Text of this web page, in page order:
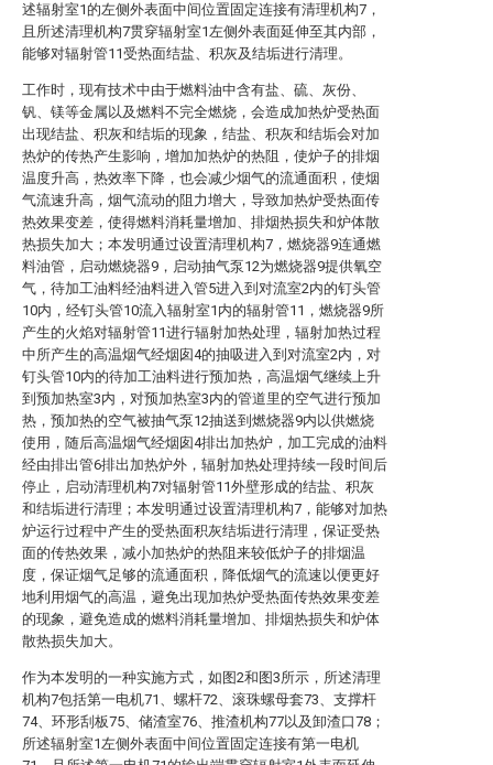
述辐射室1的左侧外表面中间位置固定连接有清理机构7，
且所述清理机构7贯穿辐射室1左侧外表面延伸至其内部，
能够对辐射管11受热面结盐、积灰及结垢进行清理。
工作时，现有技术中由于燃料油中含有盐、硫、灰份、
钒、镁等金属以及燃料不完全燃烧，会造成加热炉受热面
出现结盐、积灰和结垢的现象，结盐、积灰和结垢会对加
热炉的传热产生影响，增加加热炉的热阻，使炉子的排烟
温度升高，热效率下降，也会减少烟气的流通面积，使烟
气流速升高，烟气流动的阻力增大，导致加热炉受热面传
热效果变差，使得燃料消耗量增加、排烟热损失和炉体散
热损失加大；本发明通过设置清理机构7，燃烧器9连通燃
料油管，启动燃烧器9，启动抽气泵12为燃烧器9提供氧空
气，待加工油料经油料进入管5进入到对流室2内的钉头管
10内，经钉头管10流入辐射室1内的辐射管11，燃烧器9所
产生的火焰对辐射管11进行辐射加热处理，辐射加热过程
中所产生的高温烟气经烟囱4的抽吸进入到对流室2内，对
钉头管10内的待加工油料进行预加热，高温烟气继续上升
到预加热室3内，对预加热室3内的管道里的空气进行预加
热，预加热的空气被抽气泵12抽送到燃烧器9内以供燃烧
使用，随后高温烟气经烟囱4排出加热炉，加工完成的油料
经由排出管6排出加热炉外，辐射加热处理持续一段时间后
停止，启动清理机构7对辐射管11外壁形成的结盐、积灰
和结垢进行清理；本发明通过设置清理机构7，能够对加热
炉运行过程中产生的受热面积灰结垢进行清理，保证受热
面的传热效果，减小加热炉的热阻来较低炉子的排烟温
度，保证烟气足够的流通面积，降低烟气的流速以便更好
地利用烟气的高温，避免出现加热炉受热面传热效果变差
的现象，避免造成的燃料消耗量增加、排烟热损失和炉体
散热损失加大。
作为本发明的一种实施方式，如图2和图3所示，所述清理
机构7包括第一电机71、螺杆72、滚珠螺母套73、支撑杆
74、环形刮板75、储渣室76、推渣机构77以及卸渣口78；
所述辐射室1左侧外表面中间位置固定连接有第一电机